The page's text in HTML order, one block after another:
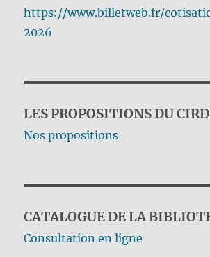
https://www.billetweb.fr/
2026
LES PROPOSITIONS DU
Nos propositions
CATALOGUE DE LA
Consultation en ligne